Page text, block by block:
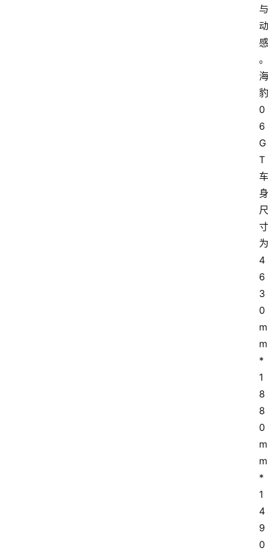
与
动
感
。
海
豹
0
6
G
T
车
身
尺
寸
为
4
6
3
0
m
m
*
1
8
8
0
m
m
*
1
4
9
0